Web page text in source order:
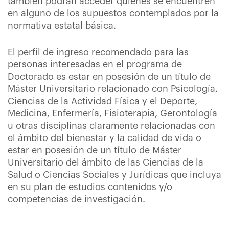
en alguno de los supuestos contemplados por la
normativa estatal básica.
El perfil de ingreso recomendado para las
personas interesadas en el programa de
Doctorado es estar en posesión de un título de
Máster Universitario relacionado con Psicología,
Ciencias de la Actividad Física y el Deporte,
Medicina, Enfermería, Fisioterapia, Gerontología
u otras disciplinas claramente relacionadas con
el ámbito del bienestar y la calidad de vida o
estar en posesión de un título de Máster
Universitario del ámbito de las Ciencias de la
Salud o Ciencias Sociales y Jurídicas que incluya
en su plan de estudios contenidos y/o
competencias de investigación.